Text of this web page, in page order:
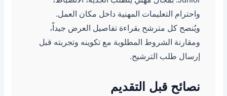
واحترام التعليمات المهنية داخل مكان العمل.
ويُنصح كل مترشح بقراءة تفاصيل العرض جيداً،
ومقارنة الشروط المطلوبة مع تكوينه وتجربته قبل
إرسال طلب الترشيح.
نصائح قبل التقديم